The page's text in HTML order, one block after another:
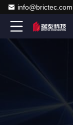
info@brictec.com